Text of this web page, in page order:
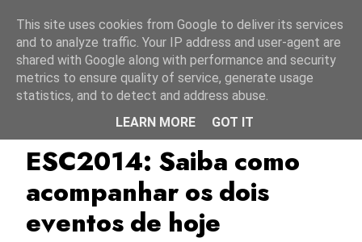
Alemanha ESC2014 Moldávia
ESC2014: Saiba como
acompanhar os dois
eventos de hoje
This site uses cookies from Google to deliver its services
and to analyze traffic. Your IP address and user-agent are
shared with Google along with performance and security
metrics to ensure quality of service, generate usage
statistics, and to detect and address abuse.
LEARN MORE
GOT IT